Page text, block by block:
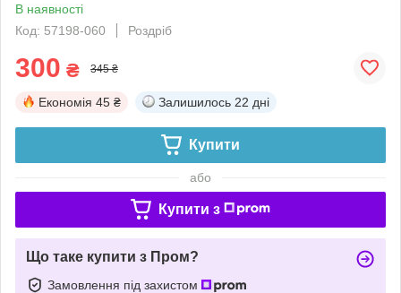
В наявності
Код: 57198-060
Роздріб
300 ₴ 345 ₴
Економія 45 ₴ Залишилось 22 дні
Купити
або
Купити з
Що таке купити з Пром?
Замовлення під захистом